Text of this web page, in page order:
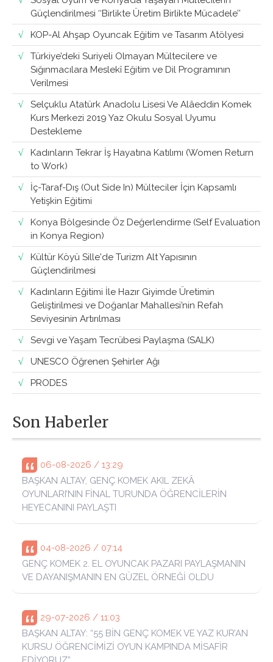
Güçlendirilmesi ‘‘Birlikte Üretim Birlikte Mücadele’’
KOP-Al Ahşap Oyuncak Eğitim ve Tasarım Atölyesi
Türkiye’deki Suriyeli Olmayan Mültecilere ve
Sığınmacılara Meslekî Eğitim ve Dil Programının
Verilmesi
Selçuklu Atatürk Anadolu Lisesi Ve Alâeddin Komek
Kurs Merkezi 2019 Yaz Okulu Sosyal Uyumu
Destekleme
Kadınların Tekrar İş Hayatına Katılımı (Women Return
to Work)
İç-Taraf-Dış (Out Side In) Mülteciler İçin Kapsamlı
Yetişkin Eğitimi
Konya Bölgesinde Öz Değerlendirme (Self Evaluation
in Konya Region)
Kültür Köyü Sille'de Turizm Alt Yapısının
Güçlendirilmesi
Kadınların Eğitimi İle Hazır Giyimde Üretimin
Geliştirilmesi ve Doğanlar Mahallesi’nin Refah
Seviyesinin Artırılması
Sevgi ve Yaşam Tecrübesi Paylaşma (SALK)
UNESCO Öğrenen Şehirler Ağı
PRODES
Son Haberler
06-08-2026 / 13:29
BAŞKAN ALTAY, GENÇ KOMEK AKIL ZEKÂ
OYUNLARI’NIN FİNAL TURUNDA ÖĞRENCİLERİN
HEYECANINI PAYLAŞTI
04-08-2026 / 07:14
GENÇ KOMEK 2. EL OYUNCAK PAZARI PAYLAŞMANIN
VE DAYANIŞMANIN EN GÜZEL ÖRNEĞİ OLDU
29-07-2026 / 11:03
BAŞKAN ALTAY: “55 BİN GENÇ KOMEK VE YAZ KUR’AN
KURSU ÖĞRENCİMİZİ OYUN KAMPINDA MİSAFİR